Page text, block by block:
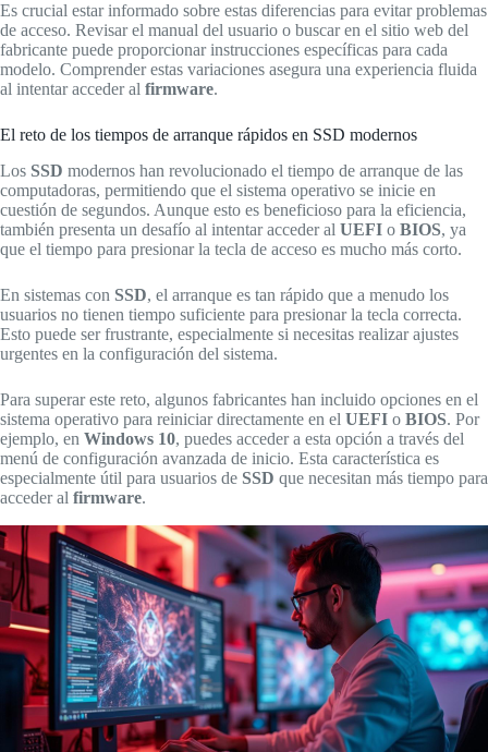
Es crucial estar informado sobre estas diferencias para evitar problemas
de acceso. Revisar el manual del usuario o buscar en el sitio web del
fabricante puede proporcionar instrucciones específicas para cada
modelo. Comprender estas variaciones asegura una experiencia fluida
al intentar acceder al firmware.
El reto de los tiempos de arranque rápidos en SSD modernos
Los SSD modernos han revolucionado el tiempo de arranque de las
computadoras, permitiendo que el sistema operativo se inicie en
cuestión de segundos. Aunque esto es beneficioso para la eficiencia,
también presenta un desafío al intentar acceder al UEFI o BIOS, ya
que el tiempo para presionar la tecla de acceso es mucho más corto.
En sistemas con SSD, el arranque es tan rápido que a menudo los
usuarios no tienen tiempo suficiente para presionar la tecla correcta.
Esto puede ser frustrante, especialmente si necesitas realizar ajustes
urgentes en la configuración del sistema.
Para superar este reto, algunos fabricantes han incluido opciones en el
sistema operativo para reiniciar directamente en el UEFI o BIOS. Por
ejemplo, en Windows 10, puedes acceder a esta opción a través del
menú de configuración avanzada de inicio. Esta característica es
especialmente útil para usuarios de SSD que necesitan más tiempo para
acceder al firmware.